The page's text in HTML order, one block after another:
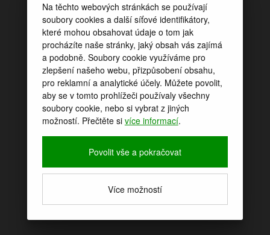
Na těchto webových stránkách se používají
soubory cookies a další síťové identifikátory,
které mohou obsahovat údaje o tom jak
procházíte naše stránky, jaký obsah vás zajímá
a podobně. Soubory cookie využíváme pro
zlepšení našeho webu, přizpůsobení obsahu,
pro reklamní a analytické účely. Můžete povolit,
aby se v tomto prohlížeči používaly všechny
soubory cookie, nebo si vybrat z jiných
možností. Přečtěte si více informací.
Povolit vše a pokračovat
Více možností